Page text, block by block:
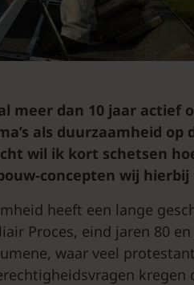
meer dan 10 jaar actief
als duurzaamheid op
wil ik kort schetsen
concepten wij hierbij
heeft een lange
Proces, eind jaren 80
waar veel
kregen